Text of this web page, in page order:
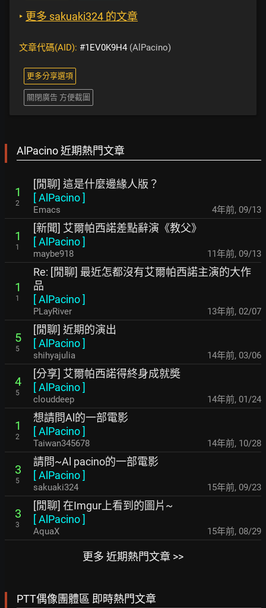
‣ 更多 sakuaki324 的文章
文章代碼(AID): #1EV0K9H4 (AlPacino)
更多分享選項
關閉廣告 方便截圖
AlPacino 近期熱門文章
1
2
[閒聊] 這是什麼邊緣人版？
[AlPacino]
Emacs 4年前, 09/13
1
1
[新聞] 艾爾帕西諾差點辭演《教父》
[AlPacino]
maybe918 11年前, 09/13
1
1
Re: [閒聊] 最近怎都沒有艾爾帕西諾主演的大作
品
[AlPacino]
PLayRiver 13年前, 02/07
5
5
[閒聊] 近期的演出
[AlPacino]
shihyajulia 14年前, 03/06
4
5
[分享] 艾爾帕西諾得終身成就奬
[AlPacino]
clouddeep 14年前, 01/24
1
2
想請問Al的一部電影
[AlPacino]
Taiwan345678 14年前, 10/28
3
5
請問~Al pacino的一部電影
[AlPacino]
sakuaki324 15年前, 09/23
3
3
[閒聊] 在Imgur上看到的圖片~
[AlPacino]
AquaX 15年前, 08/29
更多 近期熱門文章 >>
PTT偶像團體區 即時熱門文章